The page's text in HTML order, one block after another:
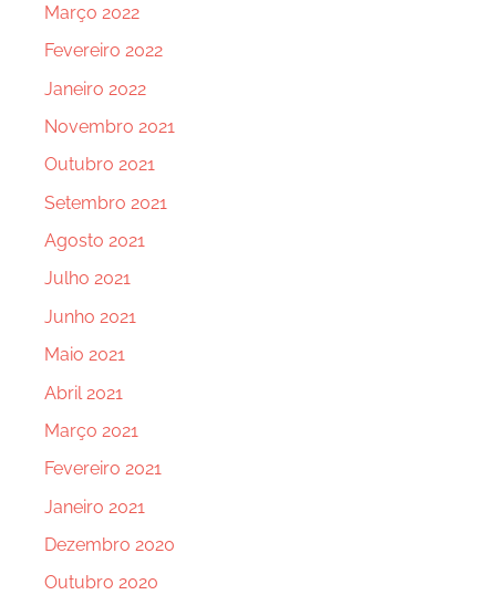
Março 2022
Fevereiro 2022
Janeiro 2022
Novembro 2021
Outubro 2021
Setembro 2021
Agosto 2021
Julho 2021
Junho 2021
Maio 2021
Abril 2021
Março 2021
Fevereiro 2021
Janeiro 2021
Dezembro 2020
Outubro 2020